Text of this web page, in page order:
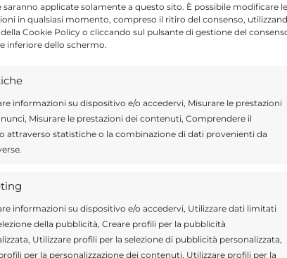
saranno applicate solamente a questo sito. È possibile modificare le
in qualsiasi momento, compreso il ritiro del consenso,
Cookie Policy o cliccando sul pulsante di gestione del
inferiore dello schermo.
informazioni su dispositivo e/o accedervi, Misurare le prestazioni
Misurare le prestazioni dei contenuti, Comprendere il
attraverso statistiche o la combinazione di dati provenienti da
informazioni su dispositivo e/o accedervi, Utilizzare dati limitati
della pubblicità, Creare profili per la pubblicità
Utilizzare profili per la selezione di pubblicità personalizzata,
per la personalizzazione dei contenuti, Utilizzare profili per la
aiuto per supportare il ‘miracolo
concerto con gli organi competenti,
esemplari di tartaruga Caretta
dando origine alla vita dei loro
scorso fine settimana, con la
Il mezzo che avrebbe dovuto
che, una volta acceso, avrebbe
la nascita delle piccole testuggini
ore, provvederemo, d‘accordo con le